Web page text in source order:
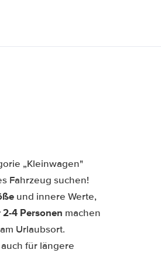
„Kleinwagen"
Fahrzeug suchen!
und innere Werte,
4 Personen machen
Urlaubsort.
für längere